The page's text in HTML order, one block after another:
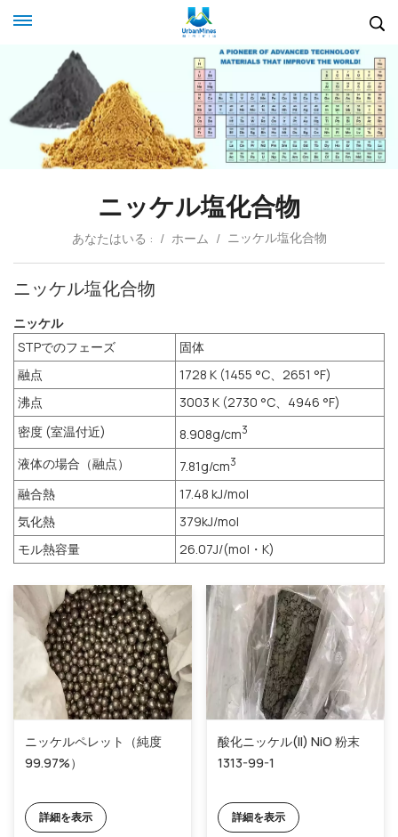
ニッケル塩化合物
あなたはいる : / ホーム / ニッケル塩化合物
ニッケル塩化合物
ニッケル
STPでのフェーズ
固体
融点
1728 K (1455 °C、2651 °F)
沸点
3003 K (2730 °C、4946 °F)
密度 (室温付近)
8.908g/cm3
液体の場合（融点） 7.81g/cm3
融合熱
17.48 kJ/mol
気化熱
379kJ/mol
モル熱容量
26.07J/(mol・K)
ニッケルペレット（純度
99.97%）
詳細を表示
酸化ニッケル(II) NiO 粉末
1313-99-1
詳細を表示